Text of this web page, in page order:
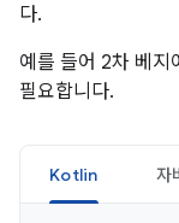
다.
예를 들어 2차 베지
필요합니다.
Kotlin 자